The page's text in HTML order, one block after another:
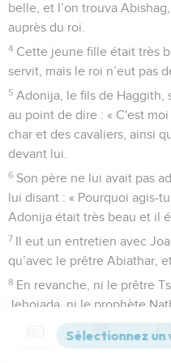
belle, et l’on trouva
auprès du roi.
4 Cette jeune fille était très
servit, mais le roi n’eut pas
5 Adonija, le fils de Haggith,
au point de dire : « C'est
char et des cavaliers, ainsi
devant lui.
6 Son père ne lui avait pas
lui disant : « Pourquoi agis-
Adonija était très beau et il
7 Il eut un entretien avec
qu’avec le prêtre Abiathar,
8 En revanche, ni le prêtre
Jehojada, ni le prophète
vaillants hommes de David
Versions